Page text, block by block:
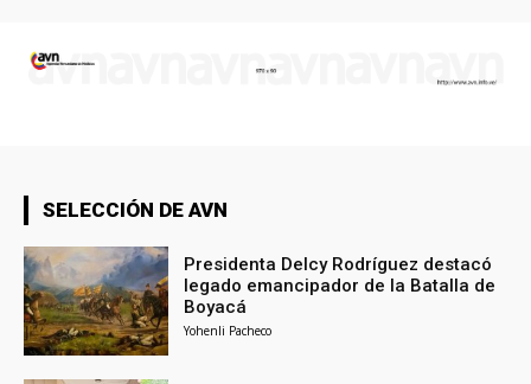
SELECCIÓN DE AVN
Presidenta Delcy Rodríguez destacó
legado emancipador de la Batalla de
Boyacá
Yohenli Pacheco